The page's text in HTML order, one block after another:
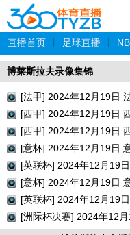
直播首页 足球直播
博莱斯拉夫录像集锦
[法甲] 2024年12月19日
录像回放
[西甲] 2024年12月19日
场录像回放
[西甲] 2024年12月19日
诺 全场录像回放
[意杯] 2024年12月19日
放
[英联杯] 2024年12月19
录像回放
[意杯] 2024年12月19日
放
[英联杯] 2024年12月19
像回放
[洲际杯决赛] 2024年12